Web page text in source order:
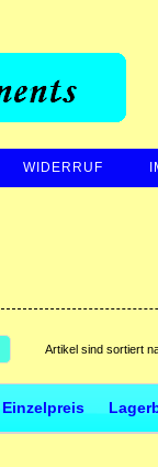
WIDERRUF
Artikel sind sortiert
Einzelpreis